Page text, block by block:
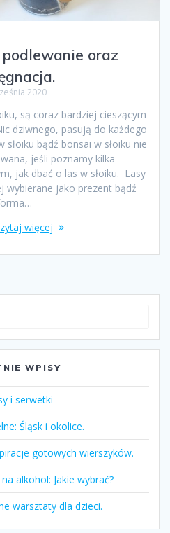
podlewanie oraz
2020
są coraz bardziej cieszącym
dziwnego, pasują do każdego
słoiku bądź bonsai w słoiku nie
jeśli poznamy kilka
jak dbać o las w słoiku. Lasy
wybierane jako prezent bądź
więcej
WPISY
i serwetki
Śląsk i okolice.
gotowych wierszyków.
alkohol: Jakie wybrać?
warsztaty dla dzieci.